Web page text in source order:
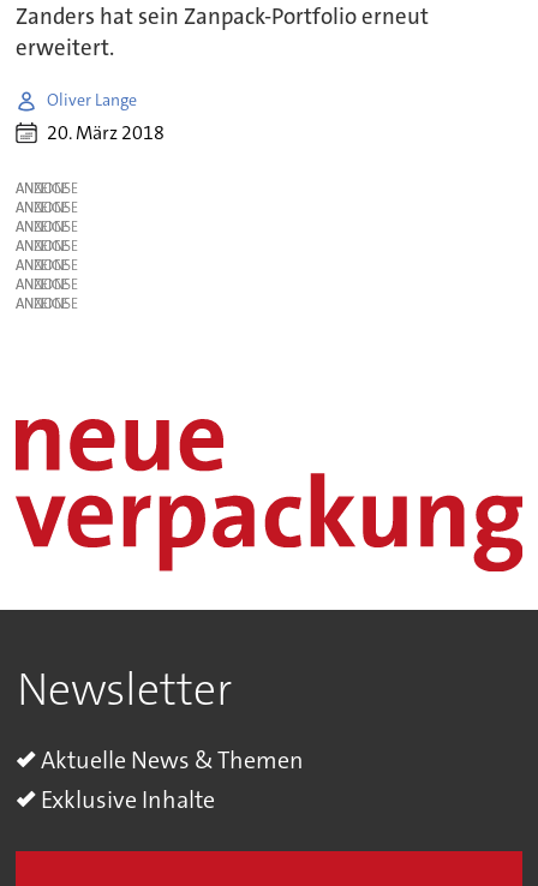
Zanders hat sein Zanpack-Portfolio erneut
erweitert.
Oliver Lange
20. März 2018
ANZEIGE
ANZEIGE
ANZEIGE
ANZEIGE
ANZEIGE
ANZEIGE
ANZEIGE
Newsletter
Aktuelle News & Themen
Exklusive Inhalte